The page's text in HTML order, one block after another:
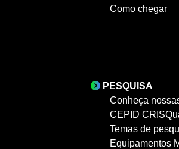
Como chegar
PESQUISA
Conheça
CEPID
Temas de
Equipamentos